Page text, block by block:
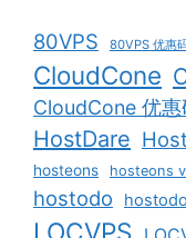
80VPS 80VPS 优惠
CloudCone
CloudCone 优惠
HostDare
hosteons hosteons
hostodo